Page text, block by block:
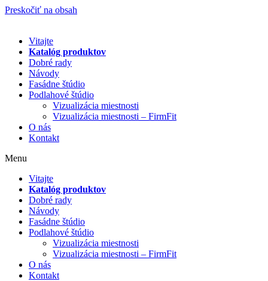
Preskočiť na obsah
Vitajte
Katalóg produktov
Dobré rady
Návody
Fasádne štúdio
Podlahové štúdio
Vizualizácia miestnosti
Vizualizácia miestnosti – FirmFit
O nás
Kontakt
Menu
Vitajte
Katalóg produktov
Dobré rady
Návody
Fasádne štúdio
Podlahové štúdio
Vizualizácia miestnosti
Vizualizácia miestnosti – FirmFit
O nás
Kontakt